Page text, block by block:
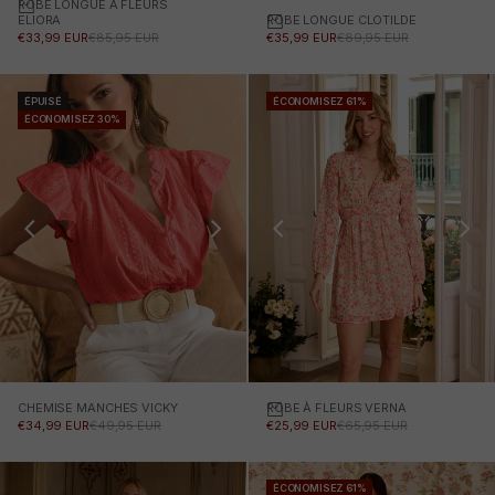
Choisissez des options
ROBE LONGUE À FLEURS
ELIORA
PRIX PROMOTIONNEL
€33,99 EURPRIX NORMAL
€85,95 EUR
Choisissez des options
ROBE LONGUE CLOTILDE
PRIX PROMOTIONNEL
€35,99 EURPRIX NORMAL
€89,95 EUR
ÉPUISÉ
ÉCONOMISEZ 30%
CHEMISE MANCHES VICKY
PRIX PROMOTIONNEL
€34,99 EURPRIX NORMAL
€49,95 EUR
ÉCONOMISEZ 61%
Choisissez des options
ROBE À FLEURS VERNA
PRIX PROMOTIONNEL
€25,99 EURPRIX NORMAL
€65,95 EUR
ÉCONOMISEZ 61%